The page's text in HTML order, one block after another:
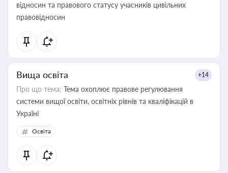
відносин та правового статусу учасників цивільних
правовідносин
Вища освіта +14
Про що тема: Тема охоплює правове регулювання
системи вищої освіти, освітніх рівнів та кваліфікацій в
Україні
Освіта